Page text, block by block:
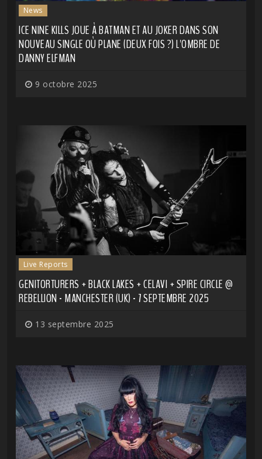
News
ICE NINE KILLS JOUE À BATMAN ET AU JOKER DANS SON
NOUVEAU SINGLE OÙ PLANE (DEUX FOIS ?) L'OMBRE DE
DANNY ELFMAN
9 octobre 2025
Live Reports
GENITORTURERS + BLACK LAKES + CELAVI + SPIRE CIRCLE @
REBELLION - MANCHESTER (UK) - 7 SEPTEMBRE 2025
13 septembre 2025